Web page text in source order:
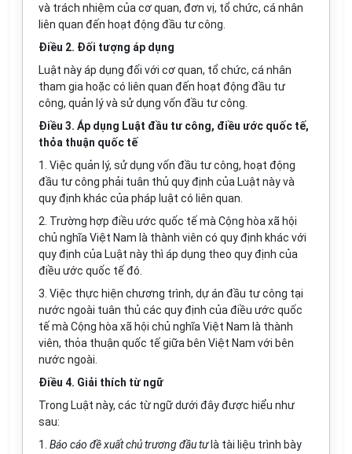
và trách nhiệm của cơ quan, đơn vị, tổ chức, cá nhân
liên quan đến hoạt động đầu tư công.
Điều 2. Đối tượng áp dụng
Luật này áp dụng đối với cơ quan, tổ chức, cá nhân
tham gia hoặc có liên quan đến hoạt động đầu tư
công, quản lý và sử dụng vốn đầu tư công.
Điều 3. Áp dụng Luật đầu tư công, điều ước quốc tế,
thỏa thuận quốc tế
1. Việc quản lý, sử dụng vốn đầu tư công, hoạt động
đầu tư công phải tuân thủ quy định của Luật này và
quy định khác của pháp luật có liên quan.
2. Trường hợp điều ước quốc tế mà Cộng hòa xã hội
chủ nghĩa Việt Nam là thành viên có quy định khác với
quy định của Luật này thì áp dụng theo quy định của
điều ước quốc tế đó.
3. Việc thực hiện chương trình, dự án đầu tư công tại
nước ngoài tuân thủ các quy định của điều ước quốc
tế mà Cộng hòa xã hội chủ nghĩa Việt Nam là thành
viên, thỏa thuận quốc tế giữa bên Việt Nam với bên
nước ngoài.
Điều 4. Giải thích từ ngữ
Trong Luật này, các từ ngữ dưới đây được hiểu như
sau:
1. Báo cáo đề xuất chủ trương đầu tưlà tài liệu trình bày